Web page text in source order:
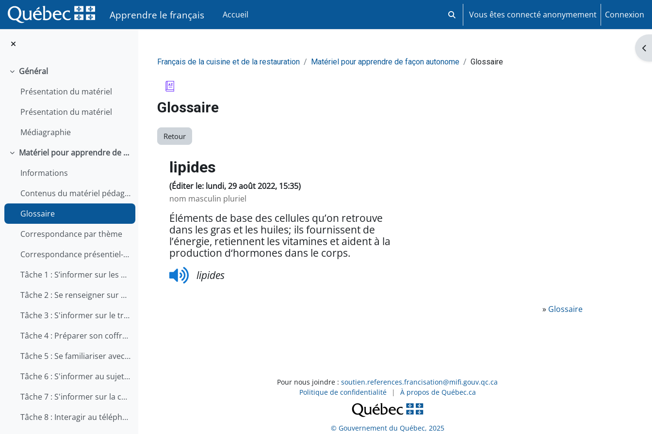
Passer au contenu principal
Apprendre le français Accueil Activer/désactiver la saisie de recherche
Vous êtes connecté anonymement Connexion
Replier
Général
Présentation du matériel
Présentation du matériel
Médiagraphie
Replier
Matériel pour apprendre de façon autonome
Informations
Contenus du matériel pédagogique
Glossaire
Correspondance par thème
Correspondance présentiel-en ligne
Tâche 1 : S’informer sur les qualités et les compétences recherchées pour travailler en restauration
Tâche 2 : Se renseigner sur une offre d'emploi au téléphone
Tâche 3 : S'informer sur le travail en cuisine
Tâche 4 : Préparer son coffre d'outils
Tâche 5 : Se familiariser avec le métier d'aide-cuisinier
Tâche 6 : S'informer au sujet de la prévention des chutes au travail
Tâche 7 : S'informer sur la carrière de chef
Tâche 8 : Interagir au téléphone avec les clients
Français de la cuisine et de la restauration Matériel pour apprendre de façon autonome Glossaire
Glossaire
Retour
lipides
(Éditer le: lundi, 29 août 2022, 15:35)
nom masculin pluriel
Éléments de base des cellules qu’on retrouve
dans les gras et les huiles; ils fournissent de
l’énergie, retiennent les vitamines et aident à la
production d‘hormones dans le corps.
lipides
» Glossaire
Pour nous joindre : soutien.references.francisation@mifi.gouv.qc.ca
Politique de confidentialité
| À propos de Québec.ca
© Gouvernement du Québec, 2025